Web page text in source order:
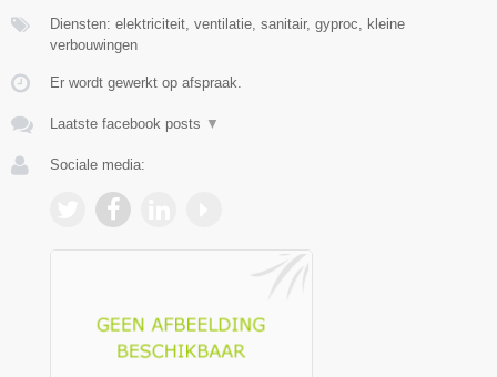
Diensten: elektriciteit, ventilatie, sanitair, gyproc, kleine
verbouwingen
Er wordt gewerkt op afspraak.
Laatste facebook posts ▼
Sociale media: